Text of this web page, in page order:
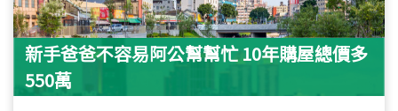
新手爸爸不容易阿公幫幫忙 10年購屋總價多
550萬